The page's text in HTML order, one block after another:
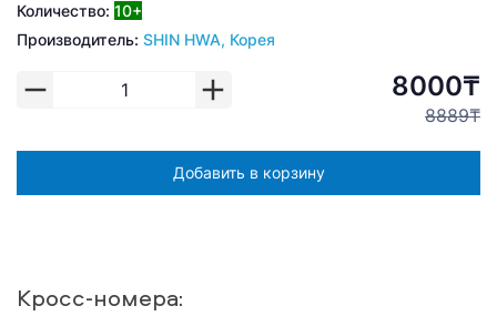
Количество: 10+
Производитель: SHIN HWA, Корея
8000₸
8889₸
Добавить в корзину
Кросс-номера: